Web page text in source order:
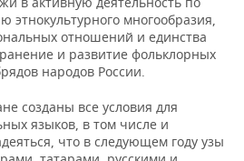
этнокультурного многообразия,
отношений и единства
и развитие фольклорных
народов России.
созданы все условия для
языков, в том числе и
что в следующем году узы